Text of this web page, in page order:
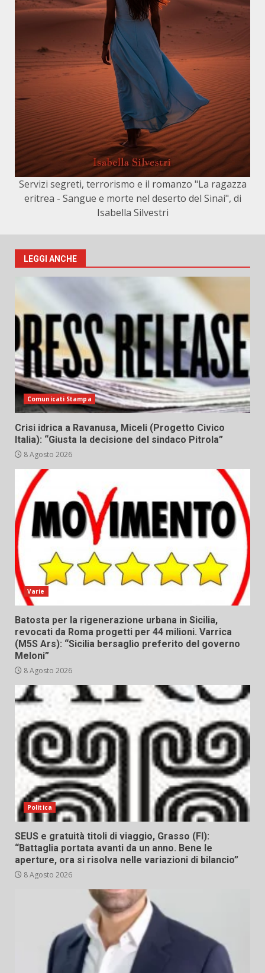
Servizi segreti, terrorismo e il romanzo "La ragazza
eritrea - Sangue e morte nel deserto del Sinai", di
Isabella Silvestri
LEGGI ANCHE
Comunicati Stampa
Crisi idrica a Ravanusa, Miceli (Progetto Civico
Italia): “Giusta la decisione del sindaco Pitrola”
8 Agosto 2026
Varie
Batosta per la rigenerazione urbana in Sicilia,
revocati da Roma progetti per 44 milioni. Varrica
(M5S Ars): “Sicilia bersaglio preferito del governo
Meloni”
8 Agosto 2026
Politica
SEUS e gratuità titoli di viaggio, Grasso (FI):
“Battaglia portata avanti da un anno. Bene le
aperture, ora si risolva nelle variazioni di bilancio”
8 Agosto 2026